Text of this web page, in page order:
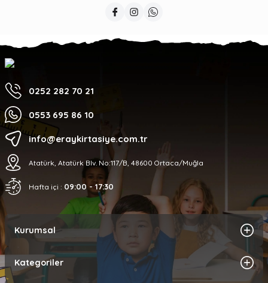
0252 282 70 21
0553 695 86 10
info@eraykirtasiye.com.tr
Atatürk, Atatürk Blv. No:117/B, 48600 Ortaca/Muğla
Hafta içi : 09:00 - 17:30
Kurumsal
Kategoriler